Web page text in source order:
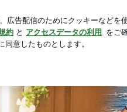
ター千葉の婚活ブログ
新規登録
の婚活ブログ